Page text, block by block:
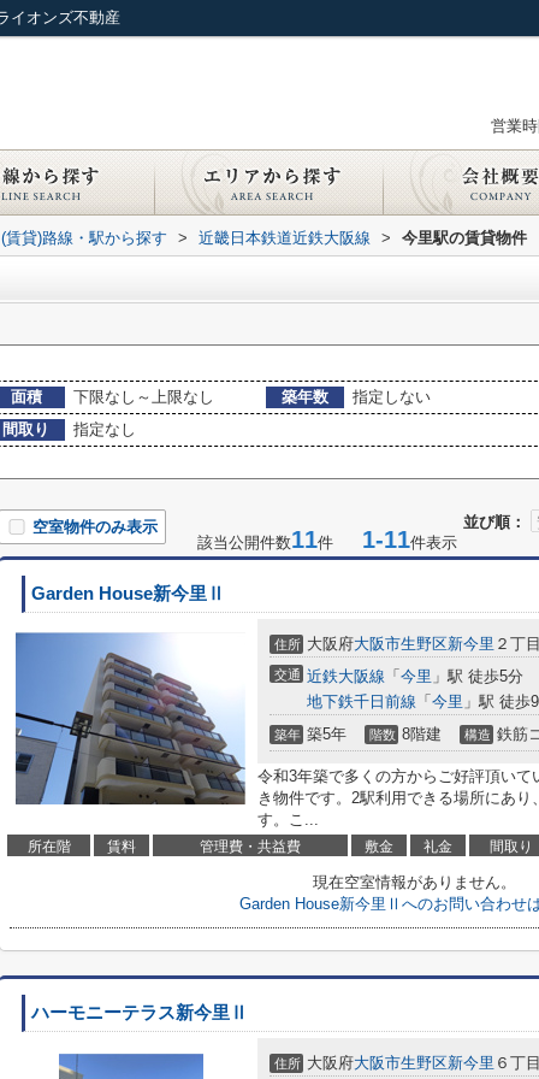
イオンズ不動産
営業
(賃貸)路線・駅から探す > 近畿日本鉄道近鉄大阪線 > 今里駅の賃貸物件
面積 下限なし～上限なし 築年数
指定しない
間取り
指定なし
並び順：
空室物件のみ表示
該当公開件数11件 1-11件表示
Garden House新今里Ⅱ
住所 大阪府大阪市生野区新今里 ２丁
交通 近鉄大阪線 「 今里 」駅 徒歩5分
地下鉄千日前線 「 今里 」駅 徒歩
築年 築5年 階数 8階建 構造 鉄筋
令和3年築で多くの方からご好評頂い
き物件です。2駅利用できる場所にあ
す。こ...
所在階 賃料 管理費・共益費 敷金 礼金 間取り
現在空室情報がありません。
Garden House新今里Ⅱへのお問い合わせ
ハーモニーテラス新今里Ⅱ
住所 大阪府大阪市生野区新今里 ６丁